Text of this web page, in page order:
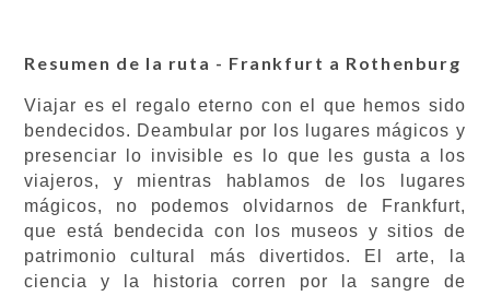
Resumen de la ruta - Frankfurt a Rothenburg
Viajar es el regalo eterno con el que hemos sido
bendecidos. Deambular por los lugares mágicos y
presenciar lo invisible es lo que les gusta a los
viajeros, y mientras hablamos de los lugares
mágicos, no podemos olvidarnos de Frankfurt,
que está bendecida con los museos y sitios de
patrimonio cultural más divertidos. El arte, la
ciencia y la historia corren por la sangre de